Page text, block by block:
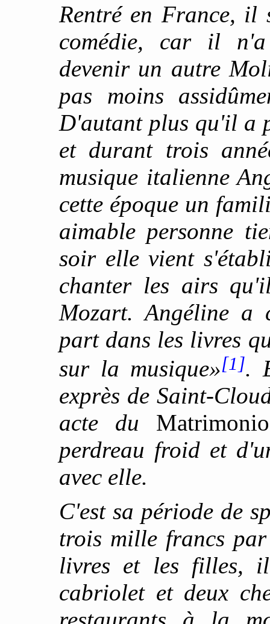
Rentré en France, il
comédie, car il
devenir un autre
pas moins
D'autant plus qu'il a
et durant trois
musique italienne
cette époque un
aimable personne
soir elle vient
chanter les airs
Mozart. Angéline a
part dans les livres
sur la musique»[1].
exprès de Saint-
acte du
perdreau froid et
avec elle.
C'est sa période de
trois mille francs
livres et les filles, il
cabriolet et deux